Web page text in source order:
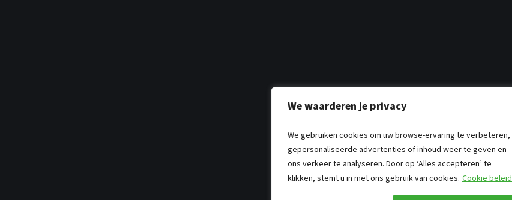
We waarderen je privacy
We gebruiken cookies om uw browse-ervaring te verbeteren,
gepersonaliseerde advertenties of inhoud weer te geven en
ons verkeer te analyseren. Door op ‘Alles accepteren’ te
klikken, stemt u in met ons gebruik van cookies. Cookie beleid